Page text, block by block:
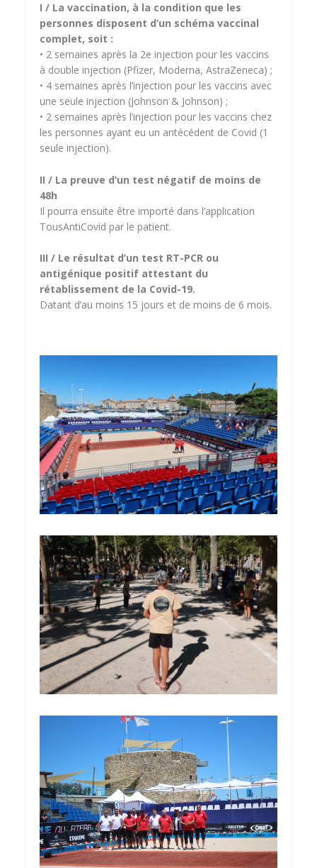
I / La vaccination, à la condition que les
personnes disposent d’un schéma vaccinal
complet, soit :
• 2 semaines après la 2e injection pour les vaccins
à double injection (Pfizer, Moderna, AstraZeneca) ;
• 4 semaines après l’injection pour les vaccins avec
une seule injection (Johnson & Johnson) ;
• 2 semaines après l’injection pour les vaccins chez
les personnes ayant eu un antécédent de Covid (1
seule injection).
II / La preuve d’un test négatif de moins de
48h
Il pourra ensuite être importé dans l’application
TousAntiCovid par le patient.
III / Le résultat d’un test RT-PCR ou
antigénique positif attestant du
rétablissement de la Covid-19.
Datant d’au moins 15 jours et de moins de 6 mois.